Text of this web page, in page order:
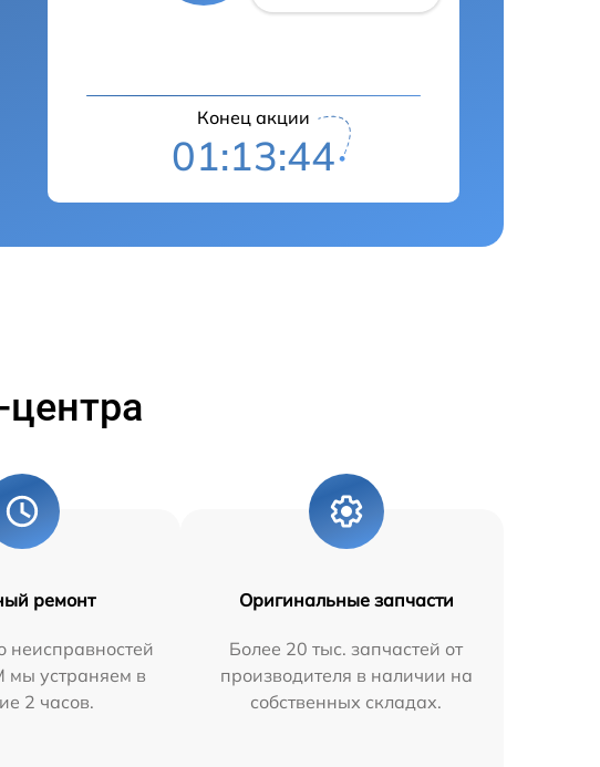
Конец акции
01:13:43
ремонт
неисправностей
мы устраняем в
2 часов.
Оригинальные запчасти
Более 20 тыс. запчастей от
производителя в наличии на
собственных складах.